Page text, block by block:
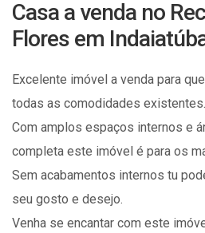
Casa a venda no
Flores em
Excelente imóvel a venda para
todas as comodidades existentes.
Com amplos espaços internos e
completa este imóvel é para os
Sem acabamentos internos tu
seu gosto e desejo.
Venha se encantar com este